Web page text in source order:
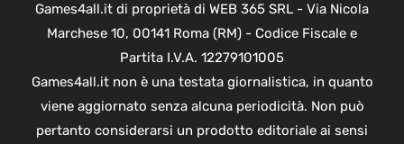
Games4all.it di proprietà di WEB 365 SRL - Via Nicola
Marchese 10, 00141 Roma (RM) - Codice Fiscale e
Partita I.V.A. 12279101005
Games4all.it non è una testata giornalistica, in quanto
viene aggiornato senza alcuna periodicità. Non può
pertanto considerarsi un prodotto editoriale ai sensi